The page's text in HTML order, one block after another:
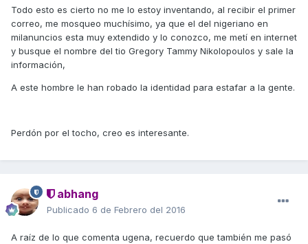
Todo esto es cierto no me lo estoy inventando, al recibir el primer
correo, me mosqueo muchísimo, ya que el del nigeriano en
milanuncios esta muy extendido y lo conozco, me metí en internet
y busque el nombre del tio Gregory Tammy Nikolopoulos y sale la
información,
A este hombre le han robado la identidad para estafar a la gente.
Perdón por el tocho, creo es interesante.
abhang
Publicado 6 de Febrero del 2016
A raíz de lo que comenta ugena, recuerdo que también me pasó